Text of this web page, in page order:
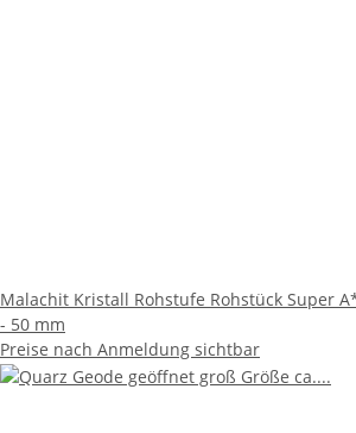
Malachit Kristall Rohstufe Rohstück Super
- 50 mm
Preise nach Anmeldung sichtbar